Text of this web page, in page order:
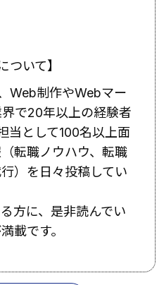
ついて】
Web制作やWebマー
で20年以上の経験者
当として100名以上面
転職ノウハウ、転職
）を日々投稿してい
方に、是非読んでい
載です。